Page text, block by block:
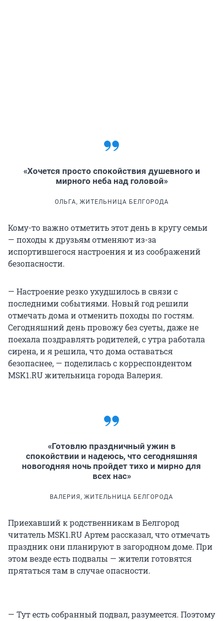
«Хочется просто спокойствия душевного и
мирного неба над головой»
ОЛЬГА, ЖИТЕЛЬНИЦА БЕЛГОРОДА
Кому-то важно отметить этот день в кругу семьи
— походы к друзьям отменяют из-за
испортившегося настроения и из соображений
безопасности.
— Настроение резко ухудшилось в связи с
последними событиями. Новый год решили
отмечать дома и отменить походы по гостям.
Сегодняшний день провожу без суеты, даже не
поехала поздравлять родителей, с утра работала
сирена, и я решила, что дома оставаться
безопаснее, — поделилась с корреспондентом
MSK1.RU жительница города Валерия.
«Готовлю праздничный ужин в
спокойствии и надеюсь, что сегодняшняя
новогодняя ночь пройдет тихо и мирно для
всех нас»
ВАЛЕРИЯ, ЖИТЕЛЬНИЦА БЕЛГОРОДА
Приехавший к родственникам в Белгород
читатель MSK1.RU Артем рассказал, что отмечать
праздник они планируют в загородном доме. При
этом везде есть подвалы — жители готовятся
прятаться там в случае опасности.
— Тут есть собранный подвал, разумеется. Поэтому